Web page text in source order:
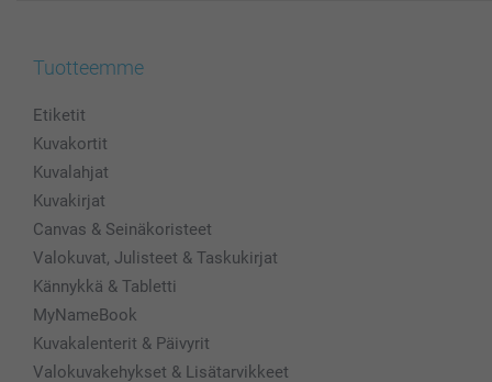
Tuotteemme
Etiketit
Kuvakortit
Kuvalahjat
Kuvakirjat
Canvas & Seinäkoristeet
Valokuvat, Julisteet & Taskukirjat
Kännykkä & Tabletti
MyNameBook
Kuvakalenterit & Päivyrit
Valokuvakehykset & Lisätarvikkeet